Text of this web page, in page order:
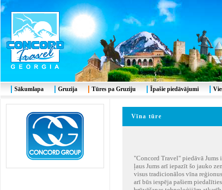
Vīna tūre
"Concord Travel" piedāvā
ļaus Jums arī iepazīt šo jauko
visus tradicionālos vīna
arī būs iespēja pašiem
Sākumlapa Gruzija Tūres pa Gruziju Īpašie piedāvājumi